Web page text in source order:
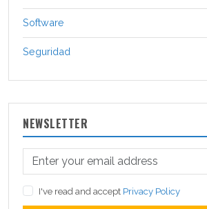
Software
Seguridad
NEWSLETTER
I've read and accept Privacy Policy